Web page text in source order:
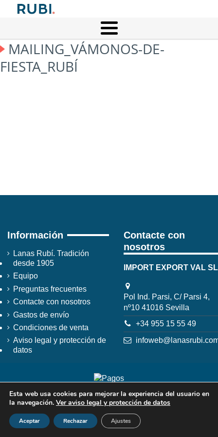
MAILING_VÁMONOS-DE-
FIESTA_RUBÍ
Información
Lanas Rubí. Tradición
desde 1905
Equipo
Preguntas frecuentes
Contacte con nosotros
Gastos de envío
Condiciones de venta
Aviso legal y protección de
datos
Contacte con
nosotros
IMPORT EXPORT VAL SL
Pol Ind. Parsi, C/ Parsi 4,
nº10 41016 Sevilla
+34 955 15 55 49
Esta web usa cookies para mejorar la experiencia del usuario en
la navegación. Ver aviso legal y protección de datos
Aceptar Rechazar Ajustes